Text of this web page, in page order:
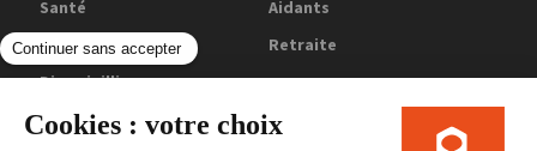
Santé
Aidants
SilverEco
Retraite
Bien vieillir